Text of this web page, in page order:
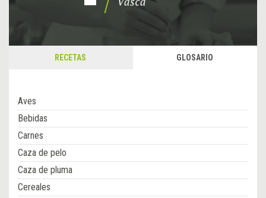
RECETAS GLOSARIO
Aves
Bebidas
Carnes
Caza de pelo
Caza de pluma
Cereales